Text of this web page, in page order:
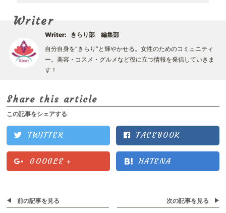
Writer
Writer:
きらり部 編集部
自分自身を“きらり”と輝やかせる。女性のためのコミュニティ
ー。美容・コスメ・グルメなど役に立つ情報を発信していきま
す！
Share this article
この記事をシェアする
TWITTER FACEBOOK
GOOGLE + HATENA
前の記事を見る 次の記事を見る